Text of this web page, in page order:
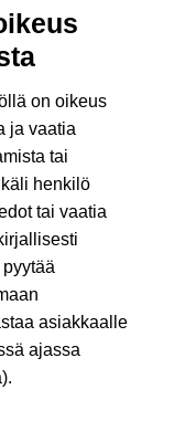
on oikeus
ja vaatia
tai
henkilö
tai vaatia
asiakkaalle
ajassa